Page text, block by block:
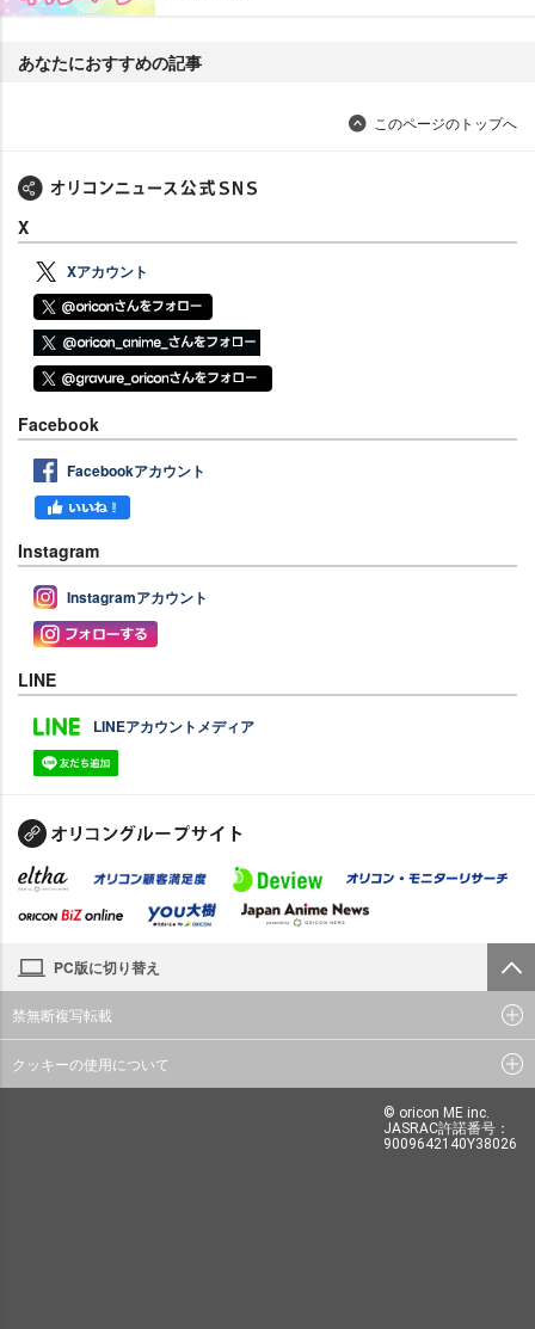
あなたにおすすめの記事
このページのトップへ
X
Xアカウント
Facebook
Facebookアカウント
Instagram
Instagramアカウント
LINE
LINEアカウントメディア
PC版に切り替え
禁無断複写転載
クッキーの使用について
© oricon ME inc.
JASRAC許諾番号：
9009642140Y38026